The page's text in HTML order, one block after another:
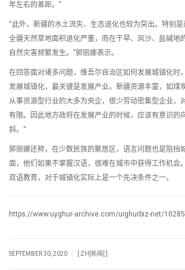
年左右的差距。”
“此外，新疆的水土流失、生态退化也较为突出。特别
全疆天然草地面积退化严重，而在干旱、风沙、盐碱地
自然灾害频繁发生。”郭丽娜表示。
在回答面对诸多问题，维吾尔自治区如何发展城镇化时
发展城镇化，最关键是发展产业。新疆资源丰富，如煤
从事资源型行业的大多为央企，很少劳动密集型企业，
有限。因此地方政府在发展产业的时候，应该有意识的
斜。“
郭丽娜还称，在少数民族的聚居区，语言问题也是阻挡
面，他们如果不掌握汉语，很难在城市中获得工作机会
双语教育，对于城镇化实际上是一个先决条件之一。
https://www.uyghur-archive.com/uighurbiz-net/
SEPTEMBER 30, 2020 [:ZH]新闻[:]